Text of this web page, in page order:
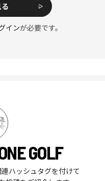
インが必要です。
GOLF
ハッシュタグを付けて